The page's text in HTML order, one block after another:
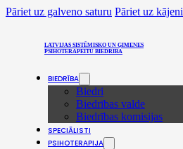
Pāriet uz galveno saturu Pāriet uz kājeni
LATVIJAS SISTĒMISKO UN ĢIMENES
PSIHOTERAPEITU BIEDRĪBA
BIEDRĪBA
Biedri
Biedrības valde
Biedrības komisijas
SPECIĀLISTI
PSIHOTERAPIJA